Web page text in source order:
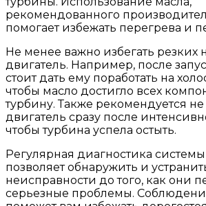
рекомендованного
помогает избежать перегрева и
Не менее важно избегать резких
двигатель. Например, после
стоит дать ему поработать на
чтобы масло достигло всех
турбину. Также рекомендуется
двигатель сразу после
чтобы турбина успела остыть.
Регулярная диагностика
позволяет обнаружить и
неисправности до того, как они
серьезные проблемы.